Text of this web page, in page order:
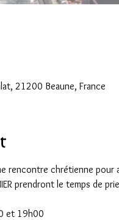
21200 Beaune, France
rencontre chrétienne pour
prendront le temps de
et 19h00